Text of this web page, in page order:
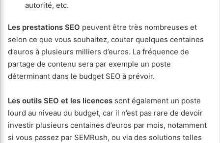
autorité, etc.
Les prestations SEO peuvent être très nombreuses et
selon ce que vous souhaitez, couter quelques centaines
d’euros à plusieurs milliers d’euros. La fréquence de
partage de contenu sera par exemple un poste
déterminant dans le budget SEO à prévoir.
Les outils SEO et les licences sont également un poste
lourd au niveau du budget, car il n’est pas rare de devoir
investir plusieurs centaines d’euros par mois, notamment
si vous passez par SEMRush, ou via des solutions telles